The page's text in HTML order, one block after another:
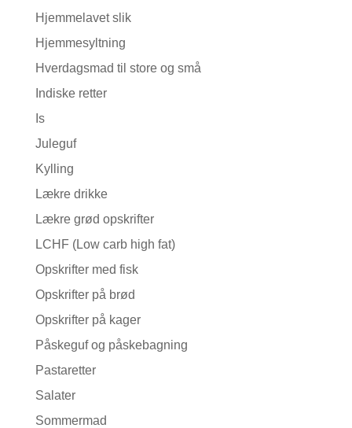
Hjemmelavet slik
Hjemmesyltning
Hverdagsmad til store og små
Indiske retter
Is
Juleguf
Kylling
Lækre drikke
Lækre grød opskrifter
LCHF (Low carb high fat)
Opskrifter med fisk
Opskrifter på brød
Opskrifter på kager
Påskeguf og påskebagning
Pastaretter
Salater
Sommermad